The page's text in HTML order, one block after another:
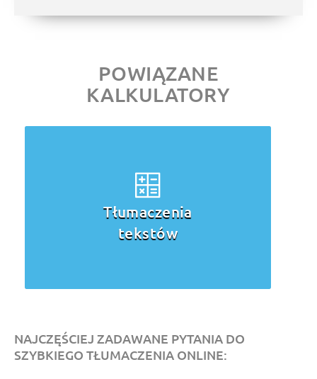
POWIĄZANE
KALKULATORY
Tłumaczenia
przysięgłe
NAJCZĘŚCIEJ ZADAWANE PYTANIA DO
SZYBKIEGO TŁUMACZENIA ONLINE: